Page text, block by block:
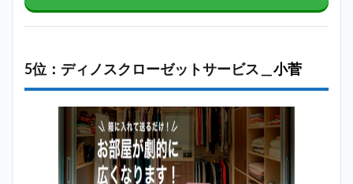
5位：ディノスクローゼットサービス＿ 小菅